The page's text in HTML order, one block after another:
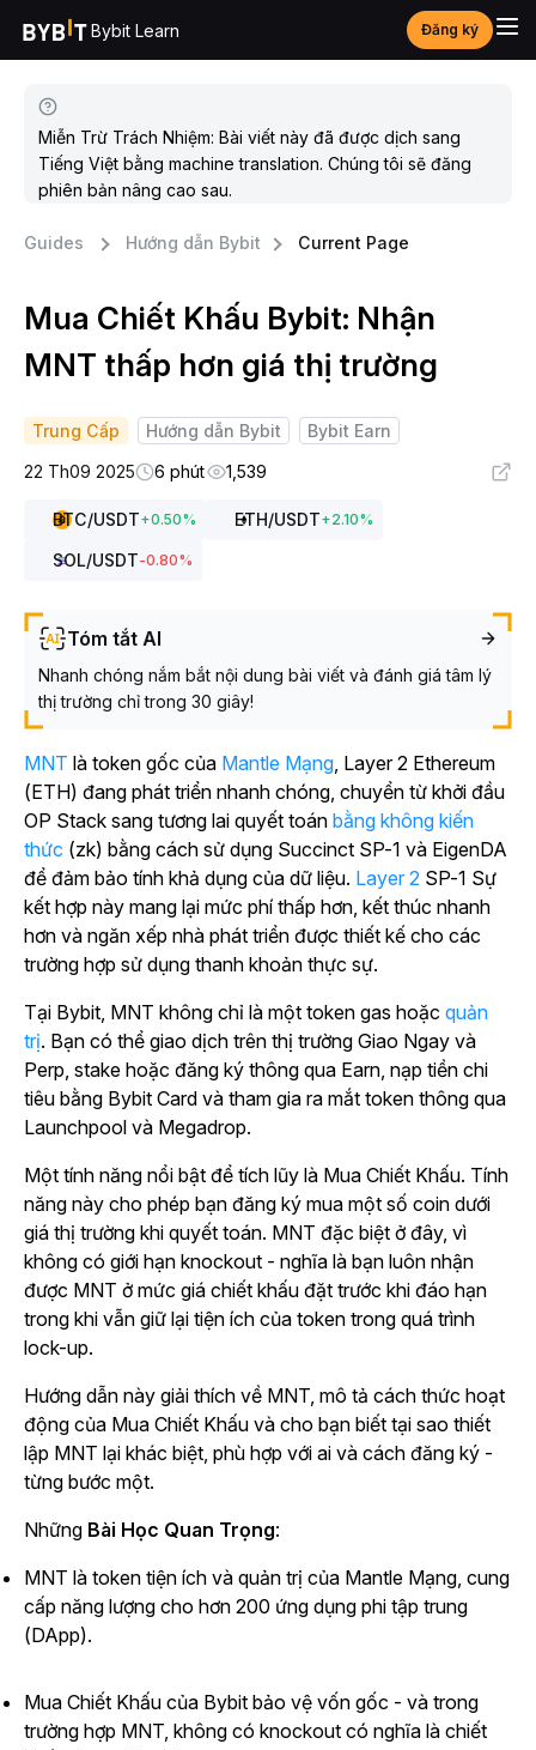
Bybit Learn Đăng ký
Miễn Trừ Trách Nhiệm: Bài viết này đã được dịch sang
Tiếng Việt bằng machine translation. Chúng tôi sẽ đăng
phiên bản nâng cao sau.
Guides Hướng dẫn Bybit Current Page
Mua Chiết Khấu Bybit: Nhận
MNT thấp hơn giá thị trường
Trung Cấp Hướng dẫn Bybit
Bybit Earn
22 Th09 2025
6 phút 1,539
BTC/USDT+0.50% ETH/USDT+2.10%
SOL/USDT-0.80%
Tóm tắt AI
Nhanh chóng nắm bắt nội dung bài viết và đánh giá tâm lý
thị trường chỉ trong 30 giây!
MNT là token gốc của Mantle Mạng, Layer 2 Ethereum
(ETH) đang phát triển nhanh chóng, chuyển từ khởi đầu
OP Stack sang tương lai quyết toán bằng không kiến
thức (zk) bằng cách sử dụng Succinct SP-1 và EigenDA
để đảm bảo tính khả dụng của dữ liệu. Layer 2 SP-1 Sự
kết hợp này mang lại mức phí thấp hơn, kết thúc nhanh
hơn và ngăn xếp nhà phát triển được thiết kế cho các
trường hợp sử dụng thanh khoản thực sự.
Tại Bybit, MNT không chỉ là một token gas hoặc quản
trị. Bạn có thể giao dịch trên thị trường Giao Ngay và
Perp, stake hoặc đăng ký thông qua Earn, nạp tiền chi
tiêu bằng Bybit Card và tham gia ra mắt token thông qua
Launchpool và Megadrop.
Một tính năng nổi bật để tích lũy là Mua Chiết Khấu. Tính
năng này cho phép bạn đăng ký mua một số coin dưới
giá thị trường khi quyết toán. MNT đặc biệt ở đây, vì
không có giới hạn knockout - nghĩa là bạn luôn nhận
được MNT ở mức giá chiết khấu đặt trước khi đáo hạn
trong khi vẫn giữ lại tiện ích của token trong quá trình
lock-up.
Hướng dẫn này giải thích về MNT, mô tả cách thức hoạt
động của Mua Chiết Khấu và cho bạn biết tại sao thiết
lập MNT lại khác biệt, phù hợp với ai và cách đăng ký -
từng bước một.
Những Bài Học Quan Trọng:
MNT là token tiện ích và quản trị của Mantle Mạng, cung
cấp năng lượng cho hơn 200 ứng dụng phi tập trung
(DApp).
Mua Chiết Khấu của Bybit bảo vệ vốn gốc - và trong
trường hợp MNT, không có knockout có nghĩa là chiết